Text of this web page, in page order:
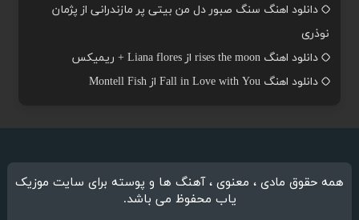
دانلود اهنگ سنگ صبور دل من بیتی پر مازندرانی از پژمان
نوذری
دانلود اهنگ rises the moon از Liana flores + ریمیکس
دانلود اهنگ Fall in Love with You از Montell Fish
همه حقوق مادی ، معنوی ، آهنگ ها و پوسته برای سایت موزیک
یاب محفوظ می باشد.